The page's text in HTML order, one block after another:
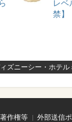
レベ
禁】
ズニーシー・ホテル
作権等 外部送信